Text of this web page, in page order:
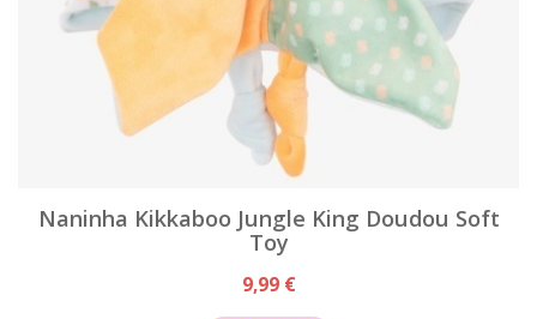
Naninha Kikkaboo Jungle King Doudou Soft
Toy
9,99 €